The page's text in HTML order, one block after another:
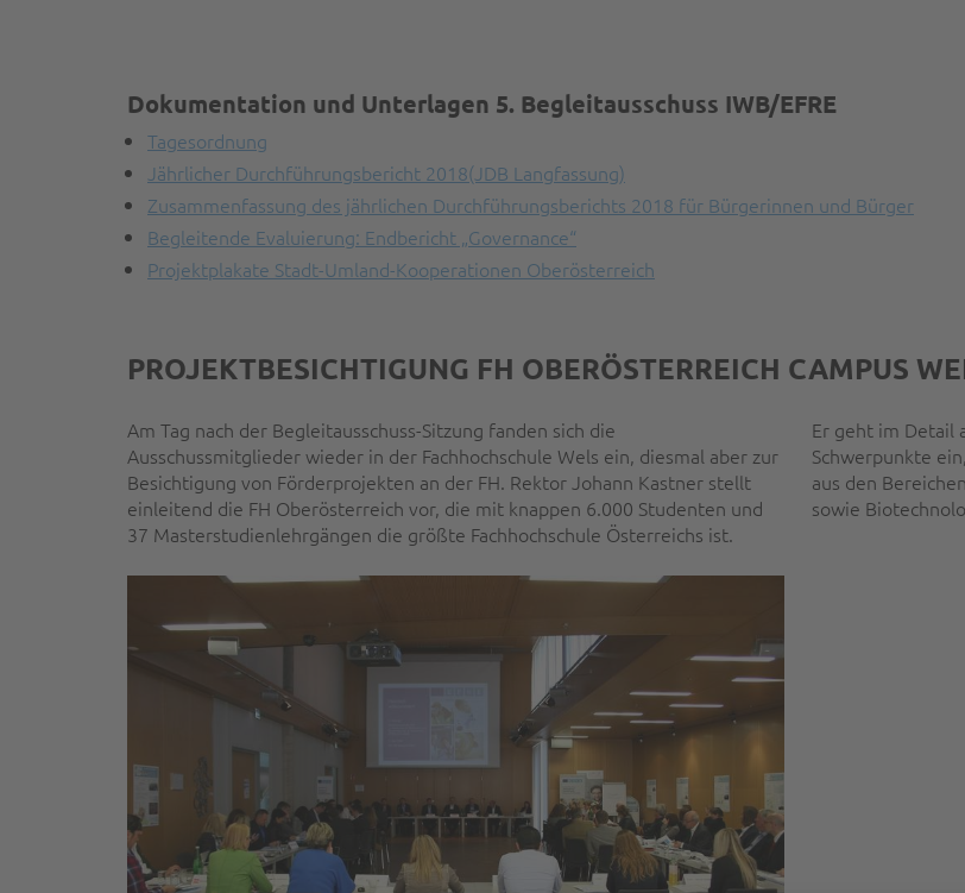
Dokumentation und Unterlagen 5. Begleitausschuss IWB/EFRE
Tagesordnung
Jährlicher Durchführungsbericht 2018(JDB Langfassung)
Zusammenfassung des jährlichen Durchführungsberichts 2018 für Bürgerinnen und Bürger
Begleitende Evaluierung: Endbericht „Governance“
Projektplakate Stadt-Umland-Kooperationen Oberösterreich
PROJEKTBESICHTIGUNG FH OBERÖSTERREICH CAMPUS
Am Tag nach der Begleitausschuss-Sitzung fanden sich die
Ausschussmitglieder wieder in der Fachhochschule Wels ein, diesmal aber zur
Besichtigung von Förderprojekten an der FH. Rektor Johann Kastner stellt
einleitend die FH Oberösterreich vor, die mit knappen 6.000 Studenten und
37 Masterstudienlehrgängen die größte Fachhochschule Österreichs ist.
Er geht im Detail
Schwerpunkte
aus den
sowie